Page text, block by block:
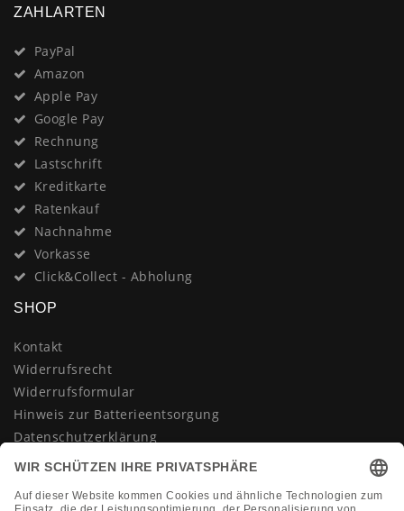
ZAHLARTEN
PayPal
Amazon
Apple Pay
Google Pay
Rechnung
Lastschrift
Kreditkarte
Ratenkauf
Nachnahme
Vorkasse
Click&Collect - Abholung
SHOP
Kontakt
Widerrufsrecht
Widerrufsformular
Hinweis zur Batterieentsorgung
Datenschutzerklärung
AGB